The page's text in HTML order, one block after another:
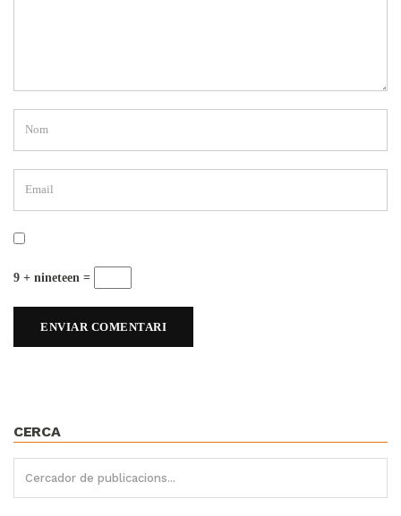
9 + nineteen =
CERCA